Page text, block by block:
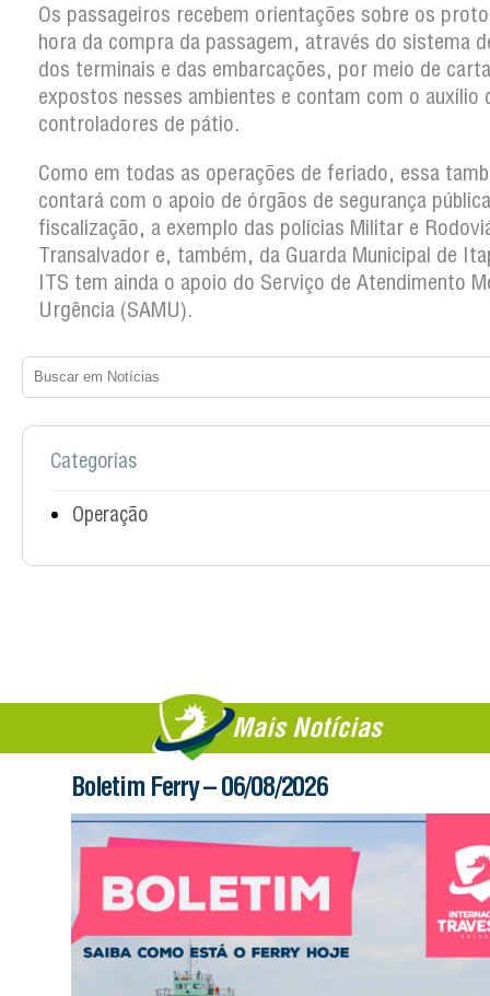
Os passageiros recebem orientações sobre os
hora da compra da passagem, através do sistema
dos terminais e das embarcações, por meio de
expostos nesses ambientes e contam com o auxílio
controladores de pátio.
Como em todas as operações de feriado, essa
contará com o apoio de órgãos de segurança
fiscalização, a exemplo das polícias Militar e
Transalvador e, também, da Guarda Municipal de
ITS tem ainda o apoio do Serviço de Atendimento
Urgência (SAMU).
Categorias
Operação
Mais Notícias
Boletim Ferry – 06/08/2026